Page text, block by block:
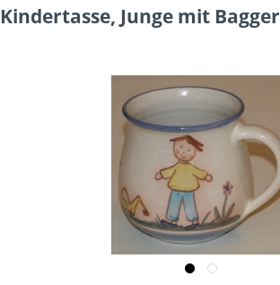
Kindertasse, Junge mit Bagger